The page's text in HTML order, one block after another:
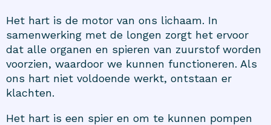
Het hart is de motor van ons lichaam. In
samenwerking met de longen zorgt het ervoor
dat alle organen en spieren van zuurstof worden
voorzien, waardoor we kunnen functioneren. Als
ons hart niet voldoende werkt, ontstaan er
klachten.
Het hart is een spier en om te kunnen pompen